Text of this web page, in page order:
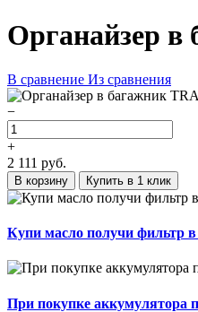
Органайзер в
В сравнение Из сравнения
−
+
2 111 руб.
В корзину Купить в 1 клик
Купи масло получи фильтр в
При покупке аккумулятора